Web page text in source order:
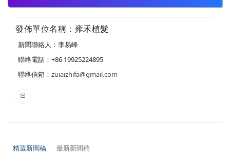
發佈單位名稱：雍禾植髮
新聞聯絡人：李易峰
聯絡電話：+86 19925224895
聯絡信箱： zuiaizhifa@gmail.com
精選新聞稿 最新新聞稿